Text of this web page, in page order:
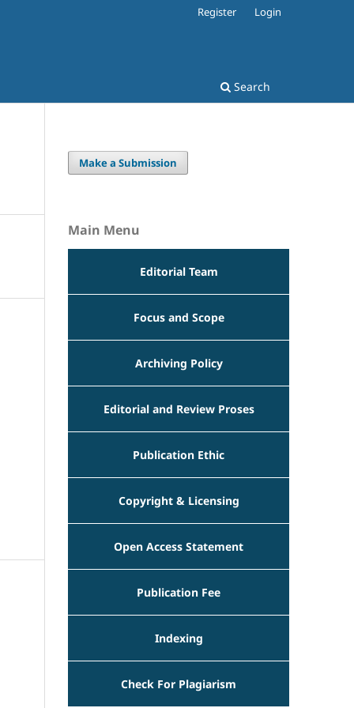
Search
Register Login
Make a Submission
Main Menu
Editorial Team
Focus and Scope
Archiving Policy
Editorial and Review Proses
Publication Ethic
Copyright & Licensing
Open Access Statement
Publication Fee
Indexing
Check For Plagiarism